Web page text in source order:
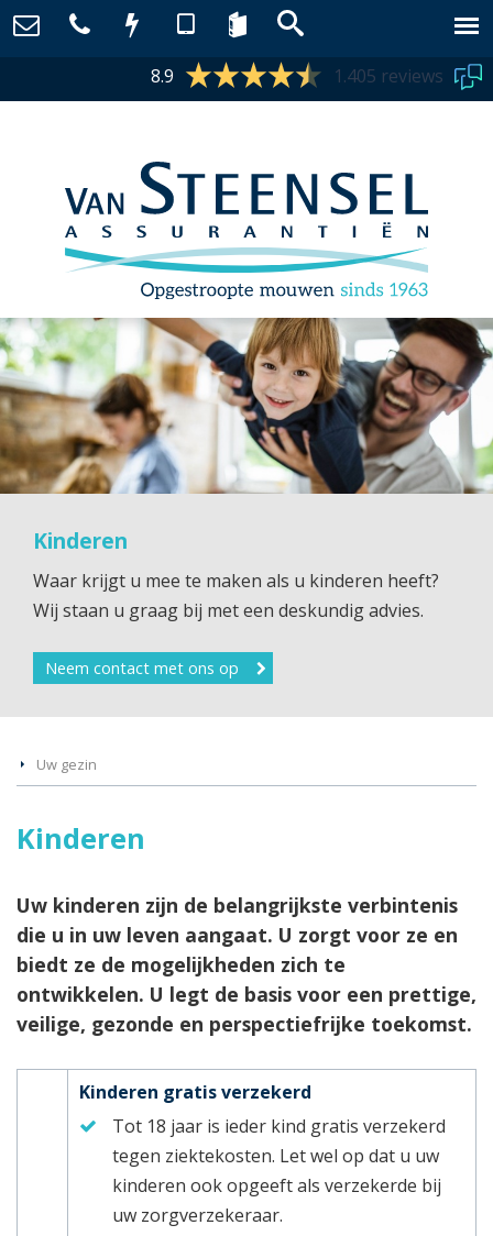
8.9 1.405 reviews
Kinderen
Waar krijgt u mee te maken als u kinderen heeft?
Wij staan u graag bij met een deskundig advies.
Neem contact met ons op
Uw gezin
Kinderen
Uw kinderen zijn de belangrijkste verbintenis
die u in uw leven aangaat. U zorgt voor ze en
biedt ze de mogelijkheden zich te
ontwikkelen. U legt de basis voor een prettige,
veilige, gezonde en perspectiefrijke toekomst.
Kinderen gratis verzekerd
Tot 18 jaar is ieder kind gratis verzekerd
tegen ziektekosten. Let wel op dat u uw
kinderen ook opgeeft als verzekerde bij
uw zorgverzekeraar.